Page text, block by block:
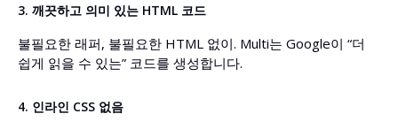
3. 깨끗하고 의미 있는 HTML 코드
불필요한 래퍼, 불필요한 HTML 없이. Multi는 Google이 “더
쉽게 읽을 수 있는” 코드를 생성합니다.
4. 인라인 CSS 없음